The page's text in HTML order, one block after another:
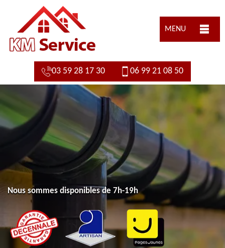
MENU
03 59 28 17 30 06 99 21 08 50
Nous sommes disponibles de 7h-19h